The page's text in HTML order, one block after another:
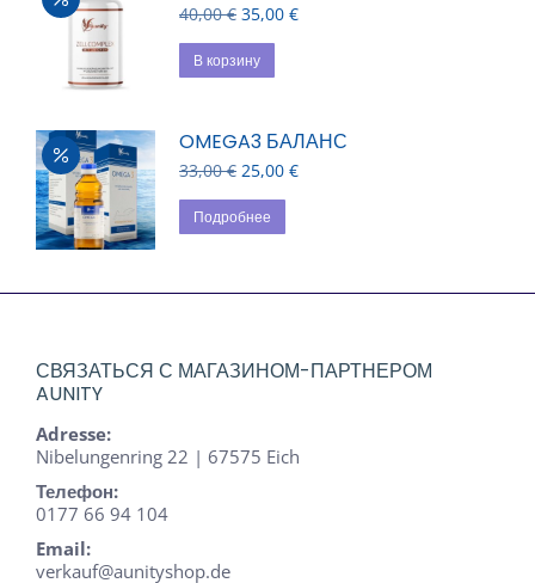
40,00€ Первоначальная
составляла
40,00 €.
35,00 €Текущая
В корзину
OMEGA3 БАЛАНС
33,00€ Первоначальная
составляла
33,00 €.
25,00 €Текущая
Подробнее
СВЯЗАТЬСЯ С МАГАЗИНОМ-ПАРТНЕРОМ
AUNITY
Adresse:
Nibelungenring 22 | 67575 Eich
Телефон:
0177 66 94 104
Email:
verkauf@aunityshop.de